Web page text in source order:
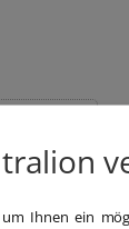
tralion
um Ihnen ein